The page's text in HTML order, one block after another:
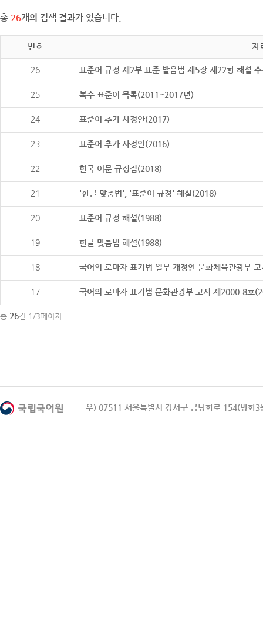
총 26개의 검색 결과가 있습니다.
번호 자
26 표준어 규정 제2부 표준 발음법 제5장 제22항 해설
25 복수 표준어 목록(2011~2017년)
24 표준어 추가 사정안(2017)
23 표준어 추가 사정안(2016)
22 한국 어문 규정집(2018)
21 '한글 맞춤법', '표준어 규정' 해설(2018)
20 표준어 규정 해설(1988)
19 한글 맞춤법 해설(1988)
18 국어의 로마자 표기법 일부 개정안 문화체육관광부
17 국어의 로마자 표기법 문화관광부 고시 제2000-8호
총 26건 1/3페이지
우) 07511 서울특별시 강서구 금낭화로 154(방화3